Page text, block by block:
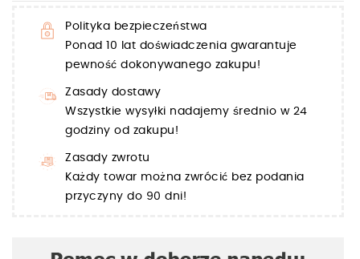
Polityka bezpieczeństwa
Ponad 10 lat doświadczenia gwarantuje
pewność dokonywanego zakupu!
Zasady dostawy
Wszystkie wysyłki nadajemy średnio w 24
godziny od zakupu!
Zasady zwrotu
Każdy towar można zwrócić bez podania
przyczyny do 90 dni!